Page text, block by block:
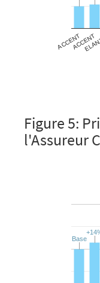
Figure 5:
l'Assureur C